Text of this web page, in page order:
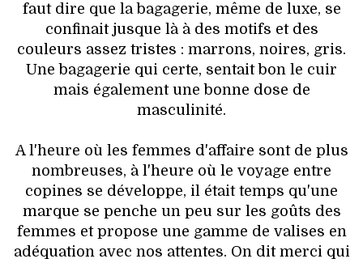
VOYAGES & LOISIRS
faut dire que la bagagerie, même de luxe, se
confinait jusque là à des motifs et des
couleurs assez tristes : marrons, noires, gris.
Une bagagerie qui certe, sentait bon le cuir
mais également une bonne dose de
masculinité.
A l'heure où les femmes d'affaire sont de plus
nombreuses, à l'heure où le voyage entre
copines se développe, il était temps qu'une
marque se penche un peu sur les goûts des
femmes et propose une gamme de valises en
adéquation avec nos attentes. On dit merci qui